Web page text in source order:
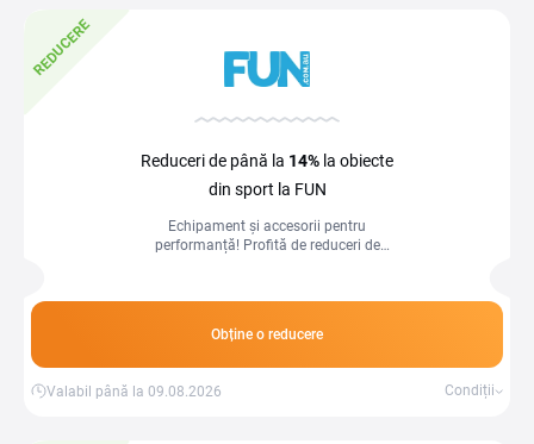
REDUCERE
Reduceri de până la 14% la obiecte
din sport la FUN
Echipament și accesorii pentru
performanță! Profită de reduceri de
Obține o reducere
Valabil până la 09.08.2026 Condiții